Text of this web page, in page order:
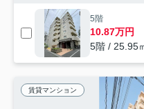
5階
10.87万円
5階 / 25.95
賃貸マンション